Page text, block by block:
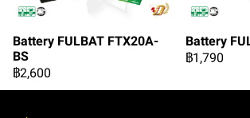
Battery FULBAT FTX20A-
BS
฿2,600
Battery
฿1,790